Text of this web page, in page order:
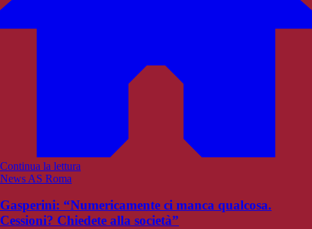
Continua la lettura
News AS Roma
Gasperini: “Numericamente ci manca qualcosa.
Cessioni? Chiedete alla società”